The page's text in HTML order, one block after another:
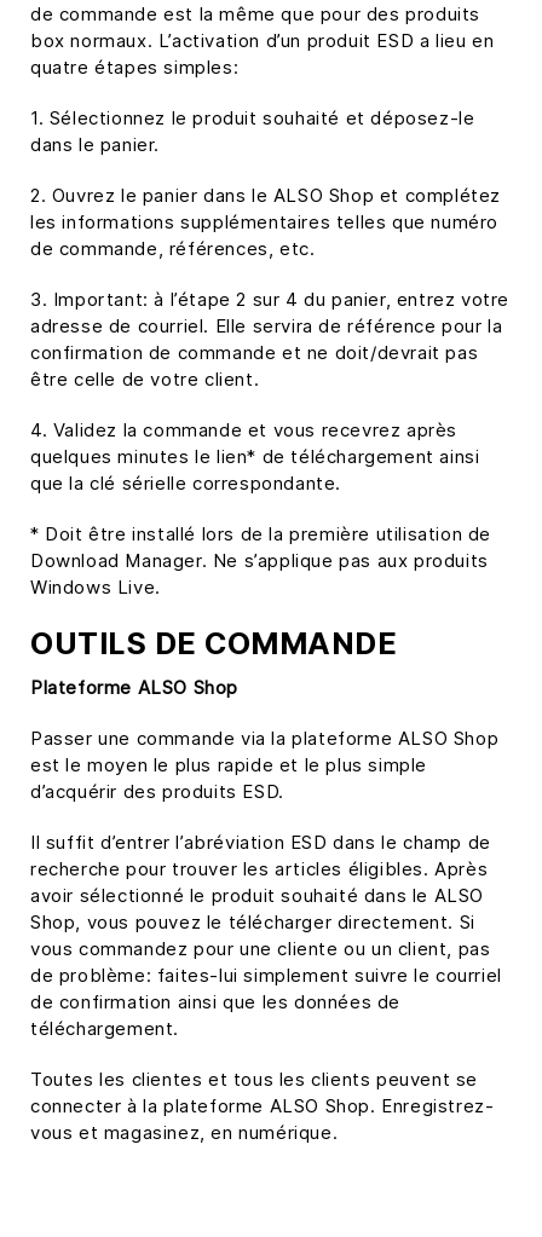
de commande est la même que pour des produits
box normaux. L’activation d’un produit ESD a lieu en
quatre étapes simples:
1. Sélectionnez le produit souhaité et déposez-le
dans le panier.
2. Ouvrez le panier dans le ALSO Shop et complétez
les informations supplémentaires telles que numéro
de commande, références, etc.
3. Important: à l’étape 2 sur 4 du panier, entrez votre
adresse de courriel. Elle servira de référence pour la
confirmation de commande et ne doit/devrait pas
être celle de votre client.
4. Validez la commande et vous recevrez après
quelques minutes le lien* de téléchargement ainsi
que la clé sérielle correspondante.
* Doit être installé lors de la première utilisation de
Download Manager. Ne s’applique pas aux produits
Windows Live.
OUTILS DE COMMANDE
Plateforme ALSO Shop
Passer une commande via la plateforme ALSO Shop
est le moyen le plus rapide et le plus simple
d’acquérir des produits ESD.
Il suffit d’entrer l’abréviation ESD dans le champ de
recherche pour trouver les articles éligibles. Après
avoir sélectionné le produit souhaité dans le ALSO
Shop, vous pouvez le télécharger directement. Si
vous commandez pour une cliente ou un client, pas
de problème: faites-lui simplement suivre le courriel
de confirmation ainsi que les données de
téléchargement.
Toutes les clientes et tous les clients peuvent se
connecter à la plateforme ALSO Shop. Enregistrez-
vous et magasinez, en numérique.